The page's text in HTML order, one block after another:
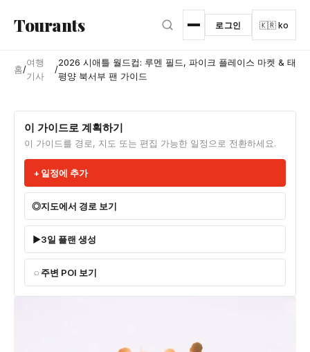
Tourants 로그인 🇰🇷 ko
홈/
여행
기사
/
2026 시애틀 월드컵: 루멘 필드, 파이크 플레이스 마켓 & 태
평양 북서부 팬 가이드
이 가이드로 계획하기
이 가이드를 경로, 지도 또는 편집 가능한 일정으로 전환하세요.
일정에 추가
지도에서 경로 보기
3일 플랜 생성
주변 POI 보기